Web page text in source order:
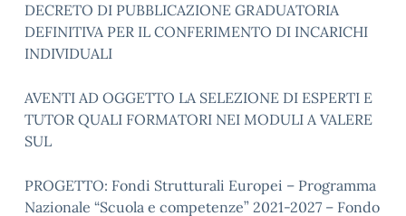
DECRETO DI PUBBLICAZIONE GRADUATORIA
DEFINITIVA PER IL CONFERIMENTO DI INCARICHI
INDIVIDUALI
AVENTI AD OGGETTO LA SELEZIONE DI ESPERTI E
TUTOR QUALI FORMATORI NEI MODULI A VALERE
SUL
PROGETTO: Fondi Strutturali Europei – Programma
Nazionale “Scuola e competenze” 2021-2027 – Fondo